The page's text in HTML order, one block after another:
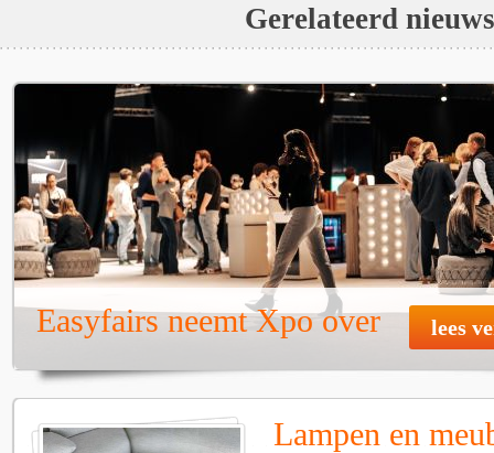
Gerelateerd nieuws
Easyfairs neemt Xpo over lees
Lampen en